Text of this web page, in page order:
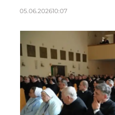
05.06.202610:07